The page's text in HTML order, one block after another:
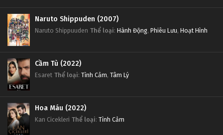
Naruto Shippuden (2007)
Naruto Shippuuden Thể loại: Hành Động, Phiêu Lưu, Hoạt Hình
Cầm Tù (2022)
Esaret Thể loại: Tình Cảm, Tâm Lý
Hoa Máu (2022)
Kan Cicekleri Thể loại: Tình Cảm